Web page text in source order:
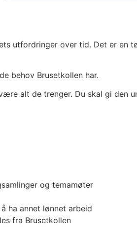
utfordringer over tid. Det er en
behov Brusetkollen har.
alt de trenger. Du skal gi den
og temamøter
ha annet lønnet arbeid
fra Brusetkollen